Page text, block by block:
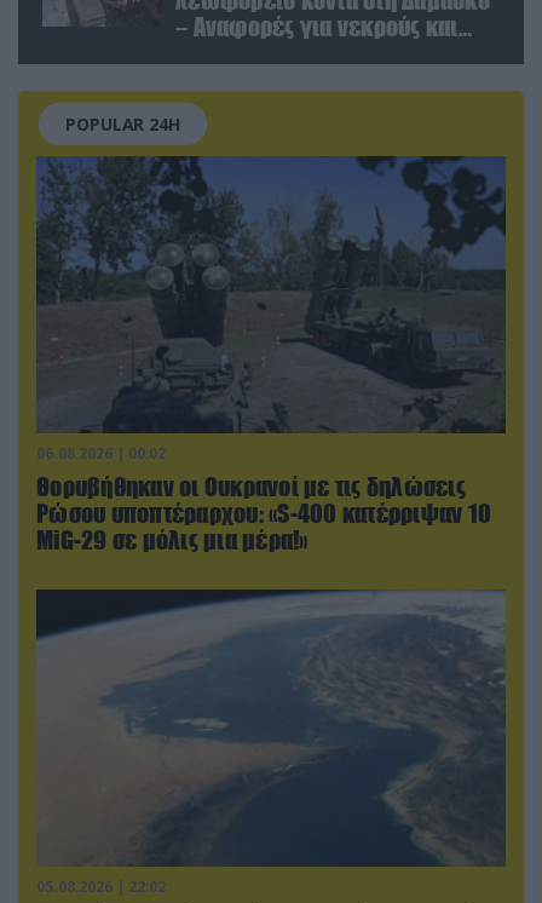
– Αναφορές για νεκρούς και
POPULAR 24H
06.08.2026 | 00:02
Θορυβήθηκαν οι Ουκρανοί με τις δηλώσεις
Ρώσου υποπτέραρχου: «S-400 κατέρριψαν 10
MiG-29 σε μόλις μια μέρα!»
05.08.2026 | 22:02